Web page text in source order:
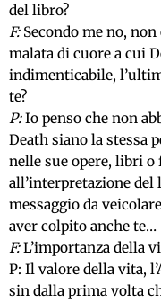
del libro?
F:Secondo me no, non
malata di cuore a cui
indimenticabile,
te?
P:Io penso che non
Death siano la stessa
nelle sue opere, libri
all’interpretazione del
messaggio da
aver colpito anche te…
F:L’importanza della
P: Il valore della vita,
sin dalla prima volta